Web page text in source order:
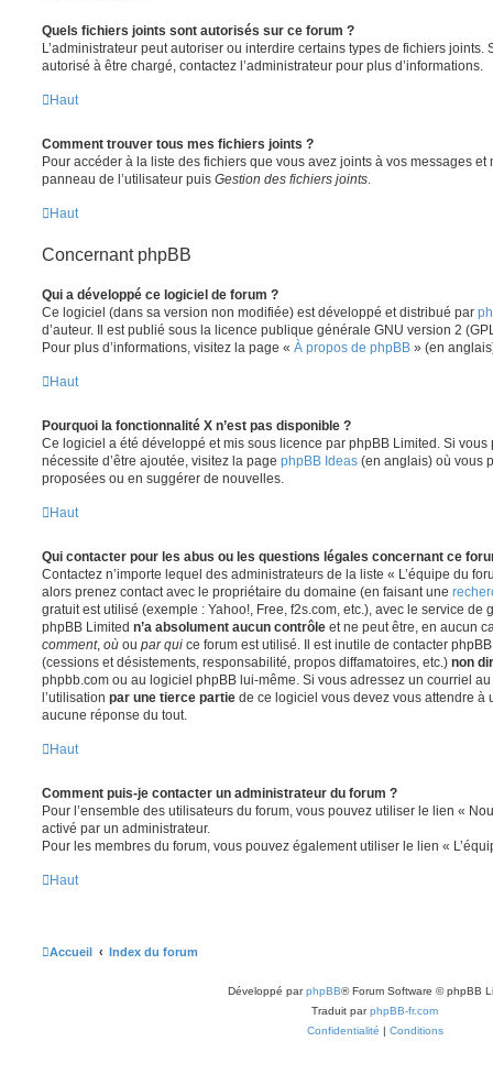
Quels fichiers joints sont autorisés sur ce forum ?
L’administrateur peut autoriser ou interdire certains types de fichiers joints.
autorisé à être chargé, contactez l’administrateur pour plus d’informations.
Haut
Comment trouver tous mes fichiers joints ?
Pour accéder à la liste des fichiers que vous avez joints à vos messages
panneau de l’utilisateur puis Gestion des fichiers joints
Haut
Concernant phpBB
Qui a développé ce logiciel de forum ?
Ce logiciel (dans sa version non modifiée) est développé et distribué par
d’auteur. Il est publié sous la licence publique générale GNU version 2
Pour plus d’informations, visitez la page « À propos de phpBB » (en
Haut
Pourquoi la fonctionnalité X n’est pas disponible ?
Ce logiciel a été développé et mis sous licence par phpBB Limited. Si vous
nécessite d’être ajoutée, visitez la page phpBB Ideas (en anglais) où vous
proposées ou en suggérer de nouvelles.
Haut
Qui contacter pour les abus ou les questions légales concernant ce
Contactez n’importe lequel des administrateurs de la liste « L’équipe du
alors prenez contact avec le propriétaire du domaine (en faisant une
gratuit est utilisé (exemple : Yahoo!, Free, f2s.com, etc.), avec le service de
phpBB Limited n’a absolument aucun contrôle et ne peut être, en aucun
comment, où ou par qui ce forum est utilisé. Il est inutile de contacter
(cessions et désistements, responsabilité, propos diffamatoires, etc.) non
phpbb.com ou au logiciel phpBB lui-même. Si vous adressez un courriel
l’utilisation par une tierce partie de ce logiciel vous devez vous attendre à
aucune réponse du tout.
Haut
Comment puis-je contacter un administrateur du forum ?
Pour l’ensemble des utilisateurs du forum, vous pouvez utiliser le lien «
activé par un administrateur.
Pour les membres du forum, vous pouvez également utiliser le lien «
Haut
Accueil Index du forum
Développé parphpBB® Forum Software © phpBB
Traduit parphpBB-fr.com
Confidentialité | Conditions